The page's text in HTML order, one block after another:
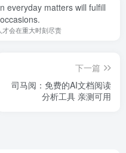
everyday matters will fulfill
会在重大时刻尽责
下一篇
司马阅：免费的AI文档阅读
分析工具 亲测可用